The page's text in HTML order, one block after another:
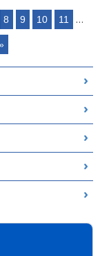
8 9 10 11 …